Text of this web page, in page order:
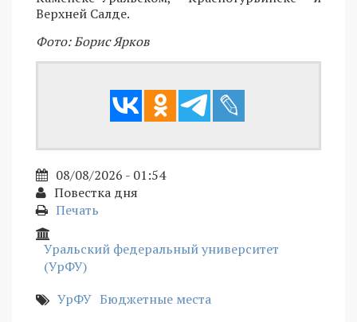
Верхней Салде.
Фото: Борис Ярков
08/08/2026 - 01:54
Повестка дня
Печать
Уральский федеральный университет
(УрФУ)
УрФУ Бюджетные места